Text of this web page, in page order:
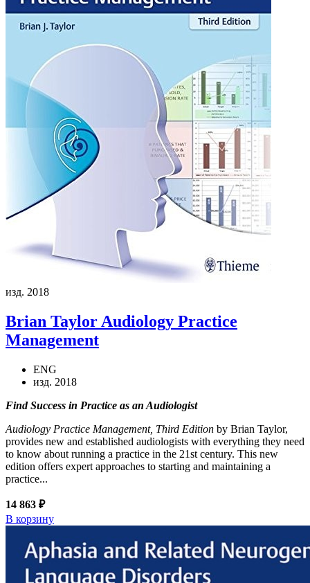
изд. 2018
Brian Taylor Audiology Practice
Management
ENG
изд. 2018
Find Success in Practice as an Audiologist
Audiology Practice Management, Third Edition by Brian Taylor,
provides new and established audiologists with everything they need
to know about running a practice in the 21st century. This new
edition offers expert approaches to starting and maintaining a
practice...
14 863 ₽
В корзину